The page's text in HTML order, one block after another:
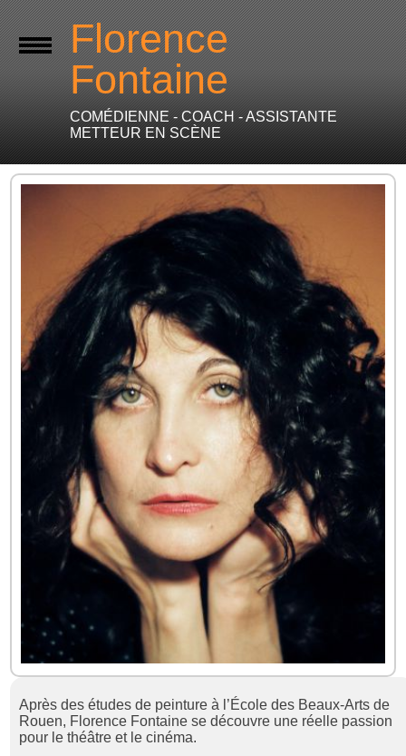
Florence
Fontaine
COMÉDIENNE - COACH - ASSISTANTE
METTEUR EN SCÈNE
Après des études de peinture à l’École des Beaux-Arts de
Rouen, Florence Fontaine se découvre une réelle passion
pour le théâtre et le cinéma.